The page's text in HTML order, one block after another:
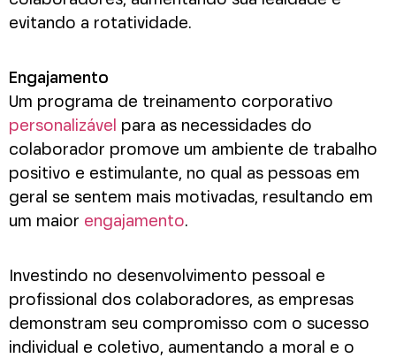
evitando a rotatividade.
Engajamento
Um programa de treinamento corporativo
personalizável
para as necessidades do
colaborador promove um ambiente de trabalho
positivo e estimulante, no qual as pessoas em
geral se sentem mais motivadas, resultando em
um maior engajamento.
Investindo no desenvolvimento pessoal e
profissional dos colaboradores, as empresas
demonstram seu compromisso com o sucesso
individual e coletivo, aumentando a moral e o